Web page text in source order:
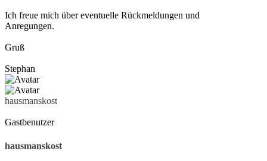
Ich freue mich über eventuelle Rückmeldungen und
Anregungen.
Gruß
Stephan
hausmanskost
Gastbenutzer
hausmanskost